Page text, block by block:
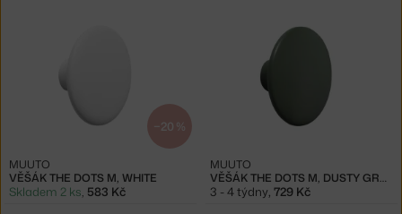
−20 %
VĚŠÁK THE DOTS M, WHITE
MUUTO
Skladem 2 ks, 583 Kč
VĚŠÁK THE DOTS M, DUSTY GREEN
MUUTO
3 - 4 týdny, 729 Kč